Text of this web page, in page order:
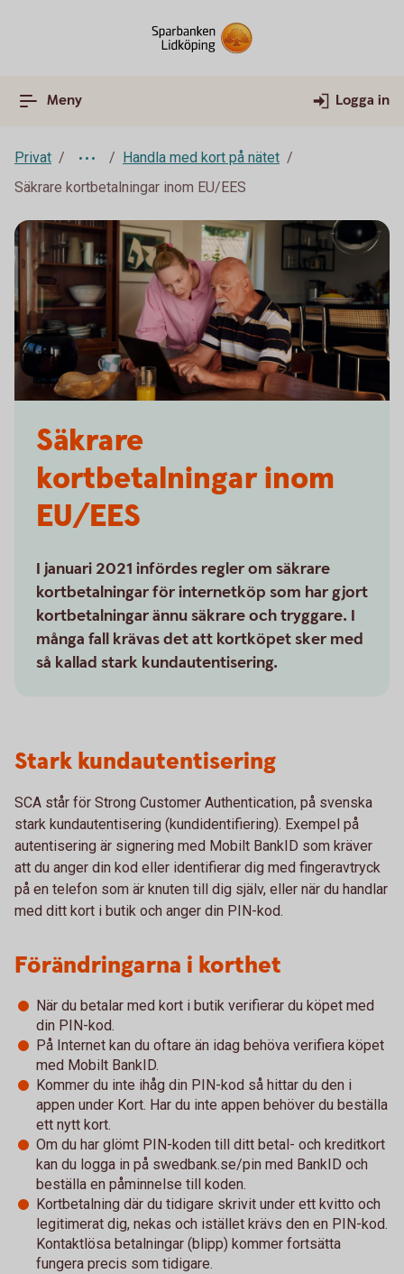
Meny Logga in
Privat
Handla med kort på nätet
Säkrare kortbetalningar inom EU/EES
Säkrare
kortbetalningar inom
EU/EES
I januari 2021 infördes regler om säkrare
kortbetalningar för internetköp som har gjort
kortbetalningar ännu säkrare och tryggare. I
många fall krävas det att kortköpet sker med
så kallad stark kundautentisering.
Stark kundautentisering
SCA står för Strong Customer Authentication, på svenska
stark kundautentisering (kundidentifiering). Exempel på
autentisering är signering med Mobilt BankID som kräver
att du anger din kod eller identifierar dig med fingeravtryck
på en telefon som är knuten till dig själv, eller när du handlar
med ditt kort i butik och anger din PIN-kod.
Förändringarna i korthet
När du betalar med kort i butik verifierar du köpet med
din PIN-kod.
På Internet kan du oftare än idag behöva verifiera köpet
med Mobilt BankID.
Kommer du inte ihåg din PIN-kod så hittar du den i
appen under Kort. Har du inte appen behöver du beställa
ett nytt kort.
Om du har glömt PIN-koden till ditt betal- och kreditkort
kan du logga in på swedbank.se/pin med BankID och
beställa en påminnelse till koden.
Kortbetalning där du tidigare skrivit under ett kvitto och
legitimerat dig, nekas och istället krävs den en PIN-kod.
Kontaktlösa betalningar (blipp) kommer fortsätta
fungera precis som tidigare.